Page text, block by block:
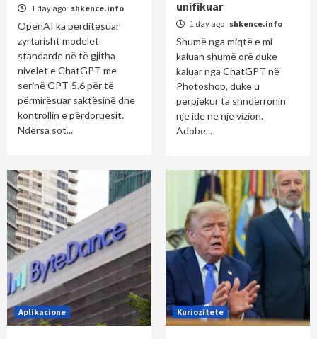
1 day ago shkence.info
OpenAI ka përditësuar
zyrtarisht modelet
standarde në të gjitha
nivelet e ChatGPT me
serinë GPT-5.6 për të
përmirësuar saktësinë dhe
kontrollin e përdoruesit.
Ndërsa sot...
unifikuar
1 day ago shkence.info
Shumë nga miqtë e mi
kaluan shumë orë duke
kaluar nga ChatGPT në
Photoshop, duke u
përpjekur ta shndërronin
një ide në një vizion.
Adobe...
Aplikacione Kuriozitete